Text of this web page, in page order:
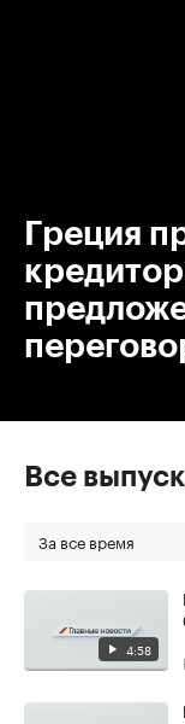
Греция
Все
За все время
4:58